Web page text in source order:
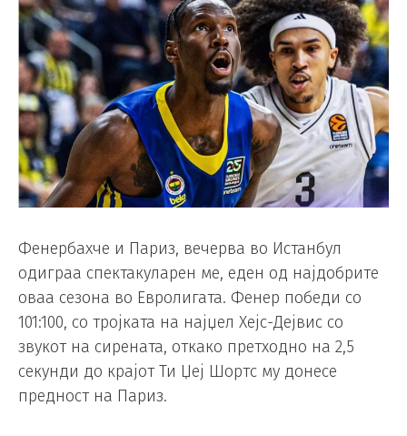
Фенербахче и Париз, вечерва во Истанбул
одиграа спектакуларен ме, еден од најдобрите
оваа сезона во Евролигата. Фенер победи со
101:100, со тројката на најџел Хејс-Дејвис со
звукот на сирената, откако претходно на 2,5
секунди до крајот Ти Џеј Шортс му донесе
предност на Париз.